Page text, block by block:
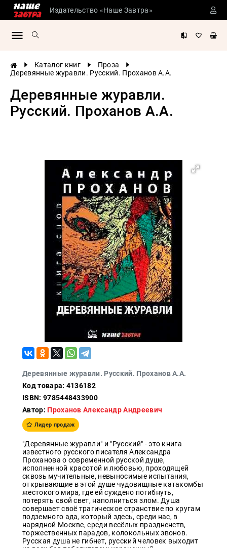
Издательство «Наше Завтра»
Каталог книг
Проза
Деревянные журавли. Русский. Проханов А.А.
Деревянные журавли.
Русский. Проханов А.А.
Деревянные журавли. Русский. Проханов А.А.
Код товара: 4136182
ISBN: 9785448433900
Автор: Проханов Александр Андреевич
Лидер продаж
"Деревянные журавли" и "Русский" - это книга
известного русского писателя Александра
Проханова о современной русской душе,
исполненной красотой и любовью, проходящей
сквозь мучительные, невыносимые испытания,
открывающие в этой душе чудовищные катакомбы
жестокого мира, где ей суждено погибнуть,
потерять свой свет, наполниться злом. Душа
совершает своё трагическое странствие по кругам
подземного ада, который здесь, среди нас, в
нарядной Москве, среди весёлых праздненств,
торжественных парадов, колокольных звонов.
Русская душа не гибнет, русский человек выходит
Сталинские
литература
История
России
история
Экономика
Психология
Конспирология
Политика
шпионаж
биографии
Мир
Коллекционные
издания
Проза
Тайное и
непознанное
Образ
жизни
Культура
и
Искусство
Поэзия
Кухня,